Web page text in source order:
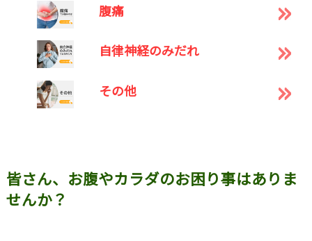
腹痛
自律神経のみだれ
その他
皆さん、お腹やカラダのお困り事はありま
せんか？